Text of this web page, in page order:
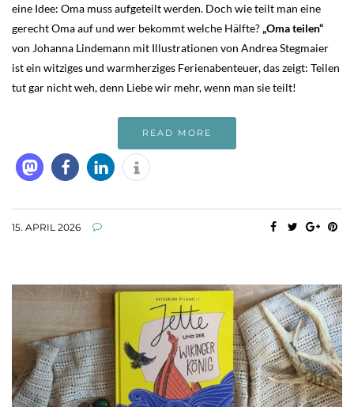
eine Idee: Oma muss aufgeteilt werden. Doch wie teilt man eine
gerecht Oma auf und wer bekommt welche Hälfte? „Oma teilen“
von Johanna Lindemann mit Illustrationen von Andrea Stegmaier
ist ein witziges und warmherziges Ferienabenteuer, das zeigt: Teilen
tut gar nicht weh, denn Liebe wir mehr, wenn man sie teilt!
READ MORE
15. APRIL 2026